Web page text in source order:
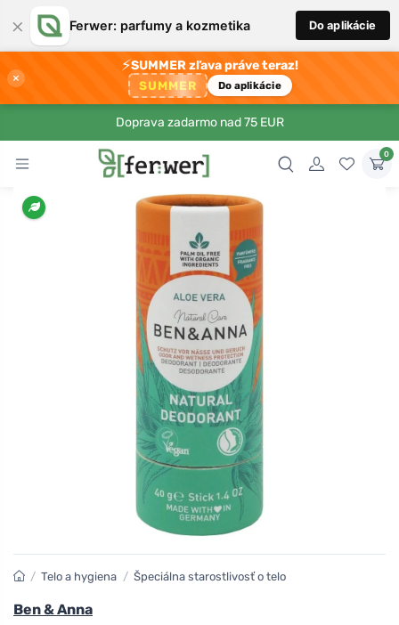
× Ferwer: parfumy a kozmetika Do aplikácie
×
⚡SUMMER zľava práve teraz!
SUMMER Do aplikácie
Doprava zadarmo nad 75 EUR
0
/ Telo a hygiena / Špeciálna starostlivosť o telo
Ben & Anna